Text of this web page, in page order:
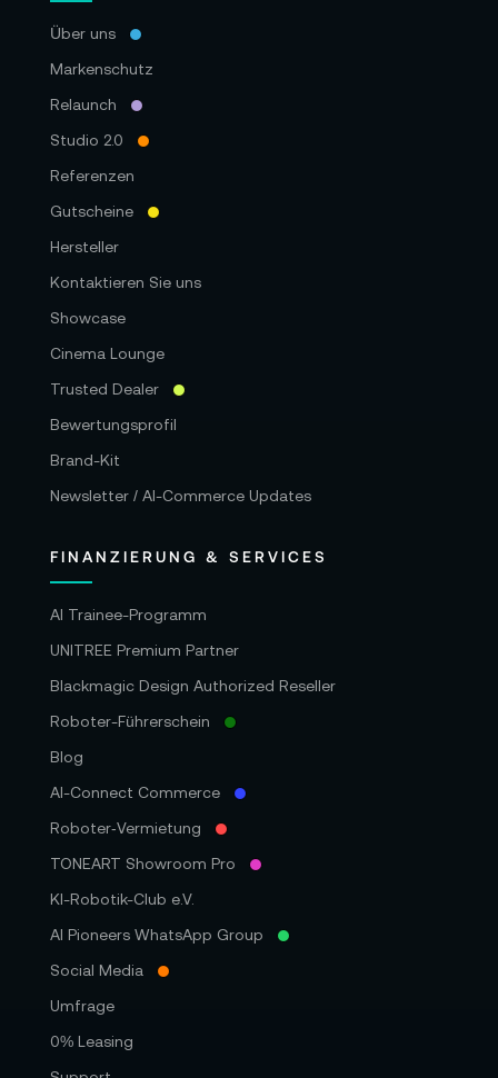
Über uns
Markenschutz
Relaunch
Studio 2.0
Referenzen
Gutscheine
Hersteller
Kontaktieren Sie uns
Showcase
Cinema Lounge
Trusted Dealer
Bewertungsprofil
Brand-Kit
Newsletter / AI-Commerce Updates
FINANZIERUNG & SERVICES
AI Trainee-Programm
UNITREE Premium Partner
Blackmagic Design Authorized Reseller
Roboter-Führerschein
Blog
AI-Connect Commerce
Roboter‑Vermietung
TONEART Showroom Pro
KI-Robotik-Club e.V.
AI Pioneers WhatsApp Group
Social Media
Umfrage
0% Leasing